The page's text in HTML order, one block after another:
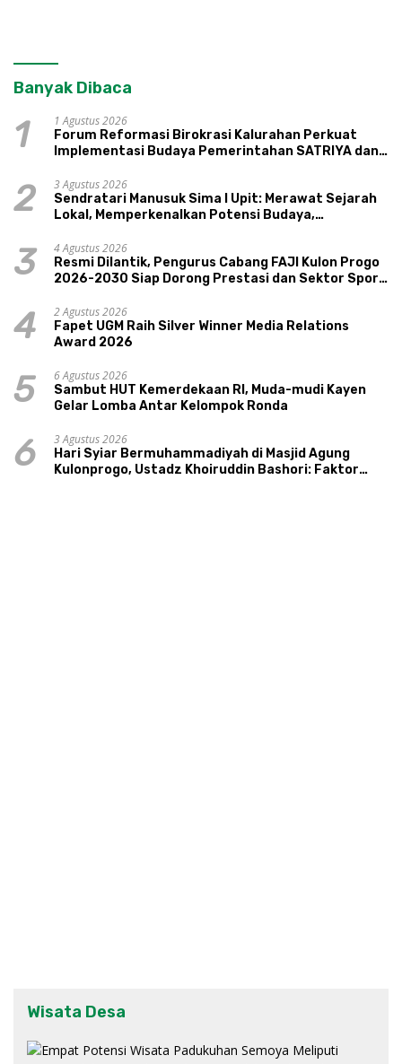
Banyak Dibaca
1
1 Agustus 2026
Forum Reformasi Birokrasi Kalurahan Perkuat
Implementasi Budaya Pemerintahan SATRIYA dan
2
3 Agustus 2026
Sendratari Manusuk Sima I Upit: Merawat Sejarah
Lokal, Memperkenalkan Potensi Budaya,
3
4 Agustus 2026
Resmi Dilantik, Pengurus Cabang FAJI Kulon Progo
2026-2030 Siap Dorong Prestasi dan Sektor Sport
4
2 Agustus 2026
Fapet UGM Raih Silver Winner Media Relations
Award 2026
5
6 Agustus 2026
Sambut HUT Kemerdekaan RI, Muda-mudi Kayen
Gelar Lomba Antar Kelompok Ronda
6
3 Agustus 2026
Hari Syiar Bermuhammadiyah di Masjid Agung
Kulonprogo, Ustadz Khoiruddin Bashori: Faktor
Wisata Desa